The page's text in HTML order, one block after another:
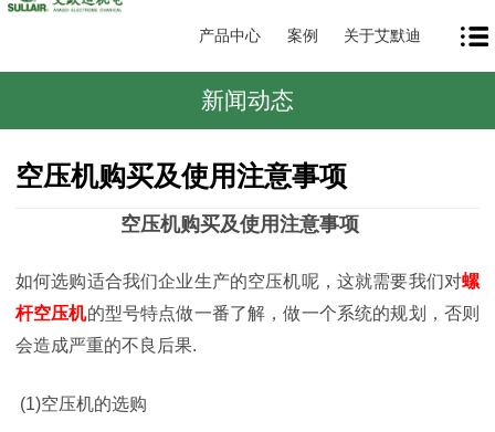
产品中心 案例 关于艾默迪
新闻动态
空压机购买及使用注意事项
空压机购买及使用注意事项
如何选购适合我们企业生产的空压机呢，这就需要我们对螺
杆空压机的型号特点做一番了解，做一个系统的规划，否则
会造成严重的不良后果.
(1)空压机的选购